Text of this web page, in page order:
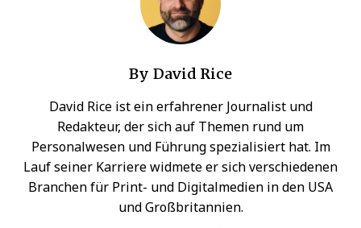
By David Rice
David Rice ist ein erfahrener Journalist und
Redakteur, der sich auf Themen rund um
Personalwesen und Führung spezialisiert hat. Im
Lauf seiner Karriere widmete er sich verschiedenen
Branchen für Print- und Digitalmedien in den USA
und Großbritannien.